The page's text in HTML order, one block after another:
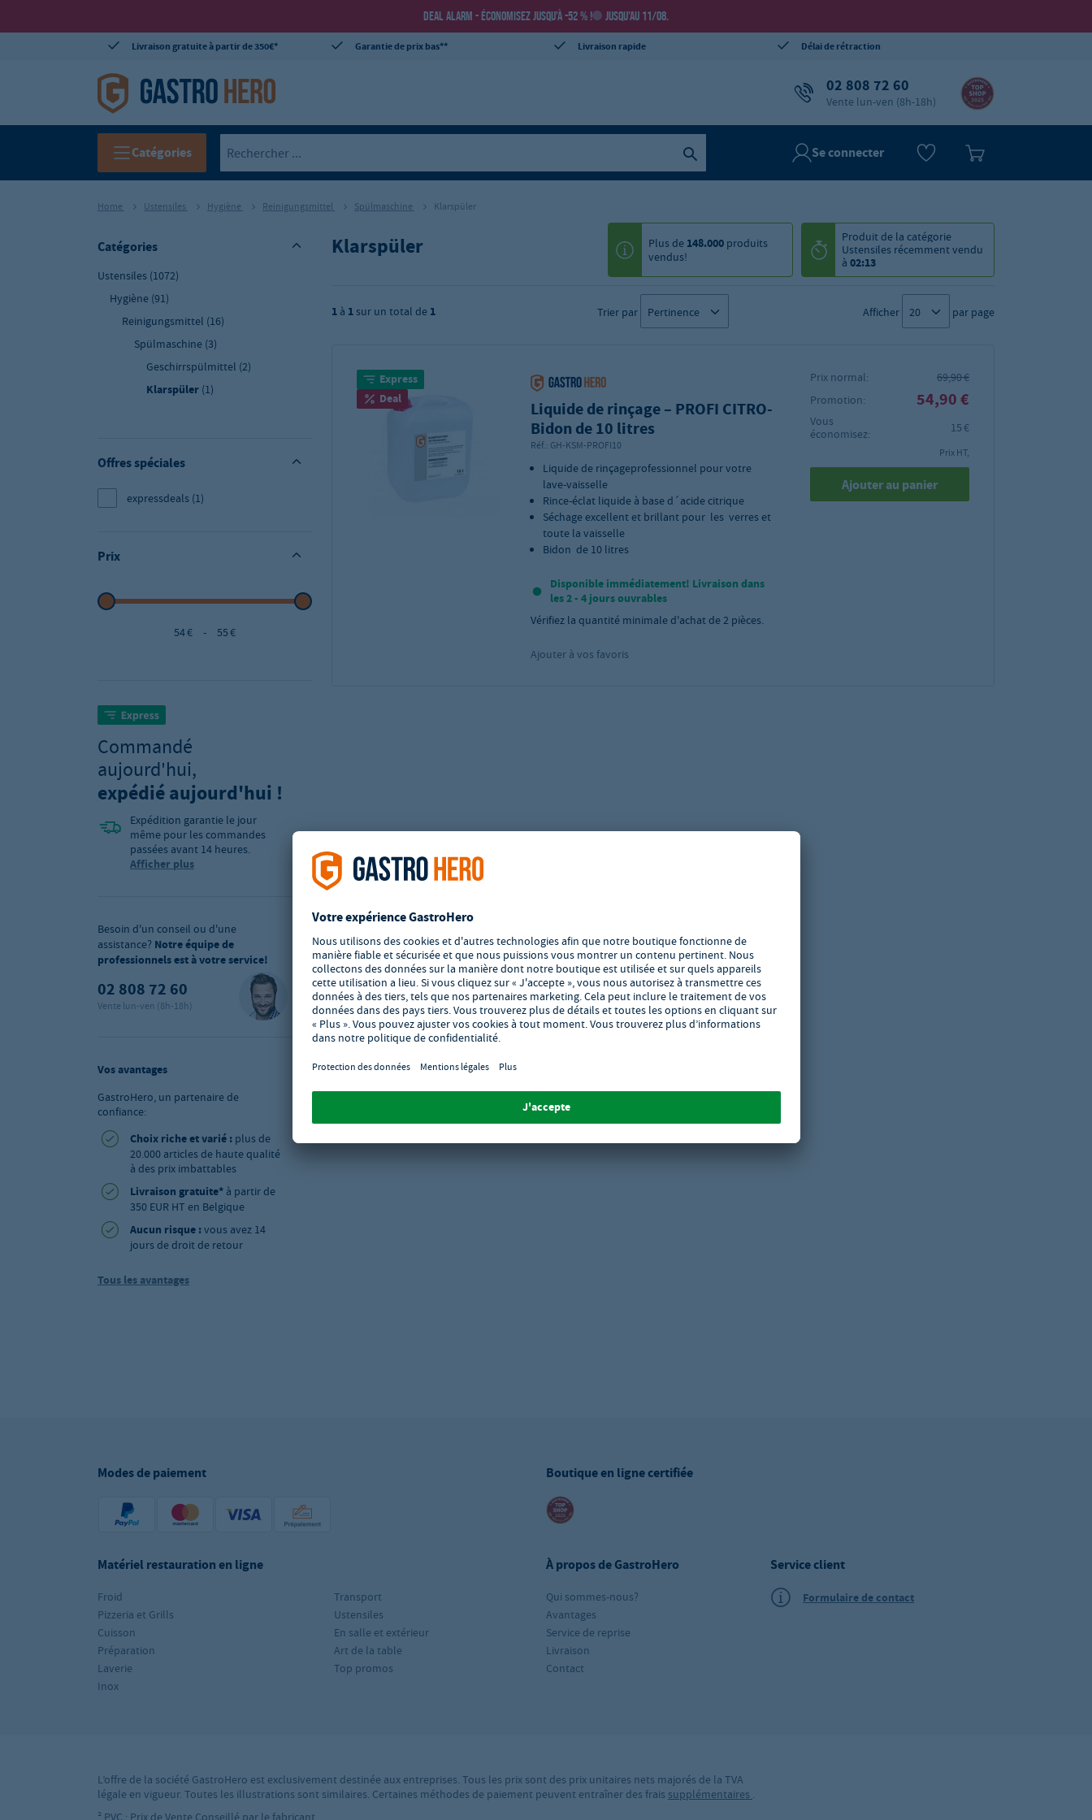
DEAL ALARM - ÉCONOMISEZ JUSQU’À -52 % ! JUSQU’AU 11/08.
Livraison gratuite à partir de 350€* Garantie de prix bas** Livraison rapide Délai de rétraction
02 808 72 60
Vente lun-ven (8h-18h)
Catégories Se connecter
Home Ustensiles Hygiène Reinigungsmittel Spülmaschine Klarspüler
Catégories
Ustensiles (1072)
Hygiène (91)
Reinigungsmittel (16)
Spülmaschine (3)
Geschirrspülmittel (2)
Klarspüler (1)
Offres spéciales
expressdeals (1)
Prix
54 € - 55 €
Commandé
aujourd'hui,
expédié aujourd'hui !
Expédition garantie le jour
même pour les commandes
passées avant 14 heures.
Afficher plus
Besoin d'un conseil ou d'une
assistance? Notre équipe de
professionnels est à votre service!
02 808 72 60
Vente lun-ven (8h-18h)
Vos avantages
GastroHero, un partenaire de
confiance:
Choix riche et varié : plus de
20.000 articles de haute qualité
à des prix imbattables
Livraison gratuite* à partir de
350 EUR HT en Belgique
Aucun risque :vous avez 14
jours de droit de retour
Tous les avantages
Klarspüler Plus de 148.000produits
vendus!
Produit de la catégorie
Ustensiles récemment vendu
à02:13
1 à 1 sur un total de 1 Trier par Afficher par page
Express
Deal
Liquide de rinçage – PROFI CITRO-
Bidon de 10 litres
Réf.: GH-KSM-PROFI10
Liquide de rinçageprofessionnel pour votre
lave-vaisselle
Rince-éclat liquide à base d´acide citrique
Séchage excellent et brillant pour les verres et
toute la vaisselle
Bidon de 10 litres
Disponible immédiatement! Livraison dans
les 2 - 4 jours ouvrables
Vérifiez la quantité minimale d'achat de2 pièces.
Ajouter à vos favoris
Prix normal:
69,90 €
Promotion:
54,90 €
Vous
économisez:
15 €
Prix HT,
Ajouter au panier
Modes de paiement Boutique en ligne certifiée
Matériel restauration en ligne
Froid
Pizzeria et Grills
Cuisson
Préparation
Laverie
Inox
Transport
Ustensiles
En salle et extérieur
Art de la table
Top promos
À propos de GastroHero
Qui sommes-nous?
Avantages
Service de reprise
Livraison
Contact
Service client
Formulaire de contact
L’offre de la société GastroHero est exclusivement destinée aux entreprises. Tous les prix sont des prix unitaires nets majorés de la TVA
légale en vigueur. Toutes les illustrations sont similaires. Certaines méthodes de paiement peuvent entraîner des frais supplémentaires .
² PVC : Prix de Vente Conseillé par le fabricant